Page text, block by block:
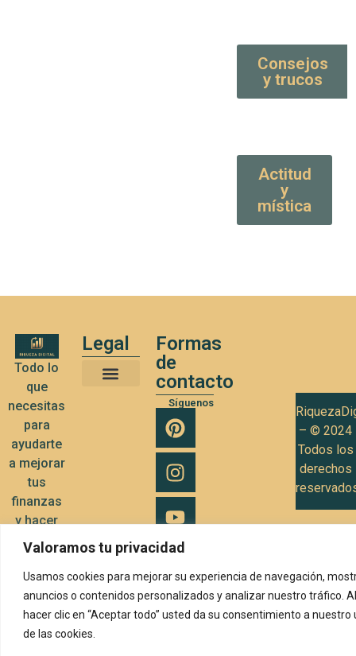
Valoramos tu privacidad
Usamos cookies para mejorar su experiencia de navegación,
anuncios o contenidos personalizados y analizar nuestro tráfico. Al
hacer clic en “Aceptar todo” usted da su consentimiento a nuestro
de las cookies.
Consejos
y trucos
Actitud
y
mística
Todo lo
que
necesitas
para
ayudarte
a mejorar
tus
finanzas
y hacer
crecer tu
Legal
Formas
de
contacto
Síguenos
– © 2024
Todos los
derechos